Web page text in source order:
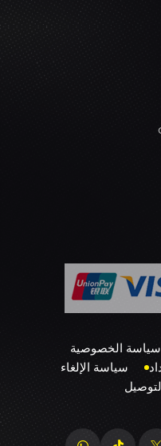
سياسة الخصوصية
سياسة الإلغاء